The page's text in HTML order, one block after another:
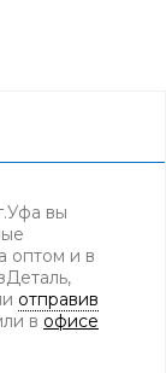
вы
оптом и в
отправив
в офисе